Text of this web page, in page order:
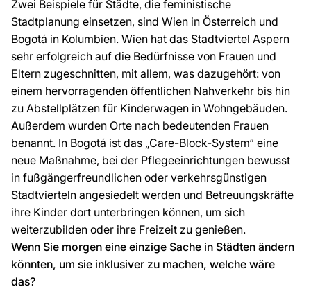
Zwei Beispiele für Städte, die feministische
Stadtplanung einsetzen, sind Wien in Österreich und
Bogotá in Kolumbien. Wien hat das Stadtviertel Aspern
sehr erfolgreich auf die Bedürfnisse von Frauen und
Eltern zugeschnitten, mit allem, was dazugehört: von
einem hervorragenden öffentlichen Nahverkehr bis hin
zu Abstellplätzen für Kinderwagen in Wohngebäuden.
Außerdem wurden Orte nach bedeutenden Frauen
benannt. In Bogotá ist das „Care-Block-System“ eine
neue Maßnahme, bei der Pflegeeinrichtungen bewusst
in fußgängerfreundlichen oder verkehrsgünstigen
Stadtvierteln angesiedelt werden und Betreuungskräfte
ihre Kinder dort unterbringen können, um sich
weiterzubilden oder ihre Freizeit zu genießen.
Wenn Sie morgen eine einzige Sache in Städten ändern
könnten, um sie inklusiver zu machen, welche wäre
das?